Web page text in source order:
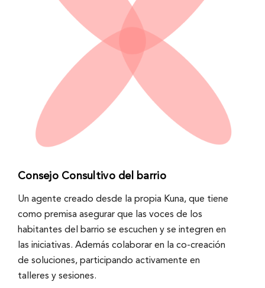
Consejo Consultivo del barrio
Un agente creado desde la propia Kuna, que tiene
como premisa asegurar que las voces de los
habitantes del barrio se escuchen y se integren en
las iniciativas. Además colaborar en la co-creación
de soluciones, participando activamente en
talleres y sesiones.